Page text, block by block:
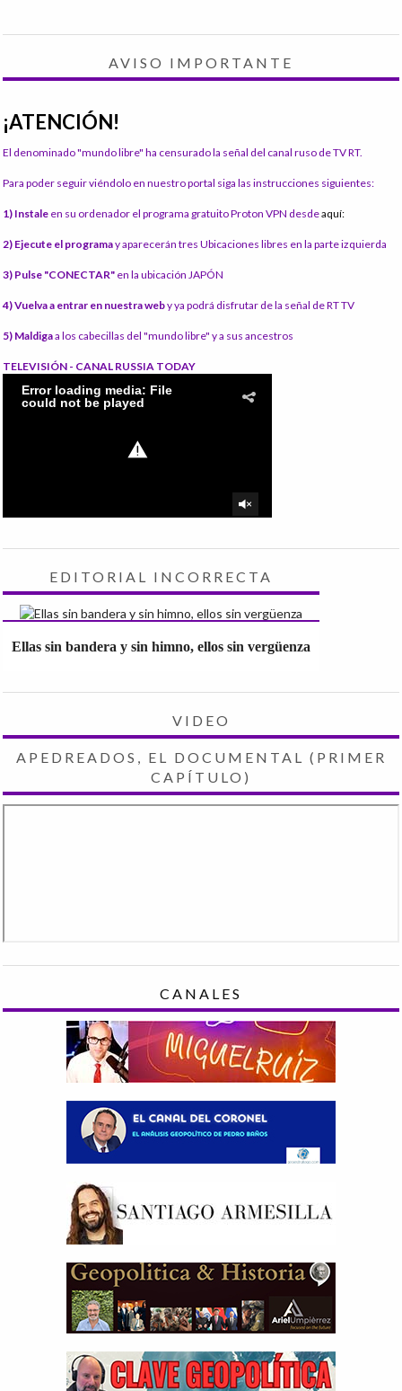
AVISO IMPORTANTE
¡ATENCIÓN!
El denominado "mundo libre" ha censurado la señal del canal ruso de TV RT.
Para poder seguir viéndolo en nuestro portal siga las instrucciones siguientes:
1) Instale en su ordenador el programa gratuito Proton VPN desdeaquí:
2) Ejecute el programay aparecerán tres Ubicaciones libres en la parte izquierda
3) Pulse "CONECTAR" en la ubicación JAPÓN
4) Vuelva a entrar en nuestra weby ya podrá disfrutar de la señal de RT TV
5) Maldigaa los cabecillas del "mundo libre" y a sus ancestros
TELEVISIÓN - CANAL RUSSIA TODAY
EDITORIAL INCORRECTA
Ellas sin bandera y sin himno, ellos sin vergüenza
VIDEO
APEDREADOS, EL DOCUMENTAL (PRIMER
CAPÍTULO)
CANALES